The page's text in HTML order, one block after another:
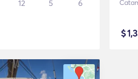
12 5 6
$